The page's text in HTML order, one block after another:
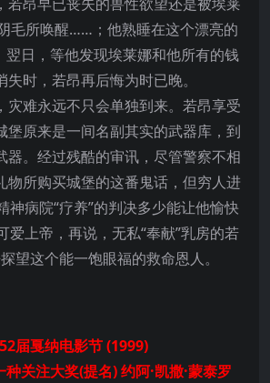
毛所唤醒……；他熟睡在这个漂亮的
翌日，等他发现埃莱娜和他所有的钱
失时，若昂再后悔为时已晚。
灾难永远不只会单独到来。若昂享受
堡原来是一间名副其实的武器库，到
器。经过残酷的审讯，尽管警察不相
物所购买城堡的这番鬼话，但穷人进
神病院“疗养”的判决多少能让他愉快
爱上帝，再说，无私“奉献”乳房的若
望这个能一饱眼福的救命恩人。
届戛纳电影节 (1999)
关注大奖(提名) 约阿·凯撒·蒙泰罗